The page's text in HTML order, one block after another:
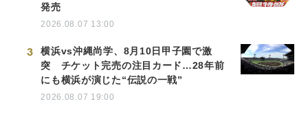
発売
2026.08.07 13:00
3
横浜vs沖縄尚学、8月10日甲子園で激
突 チケット完売の注目カード…28年前
にも横浜が演じた“伝説の一戦”
2026.08.07 19:00